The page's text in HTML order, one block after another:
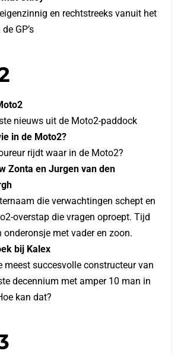
en rechtstreeks vanuit het
GP’s
nieuws uit de Moto2-paddock
in de Moto2?
rijdt waar in de Moto2?
Zonta en Jurgen van den
die verwachtingen schept en
overstap die vragen oproept. Tijd
onderonsje met vader en zoon.
bij Kalex
meest succesvolle constructeur van
decennium met amper 10 man in
kan dat?